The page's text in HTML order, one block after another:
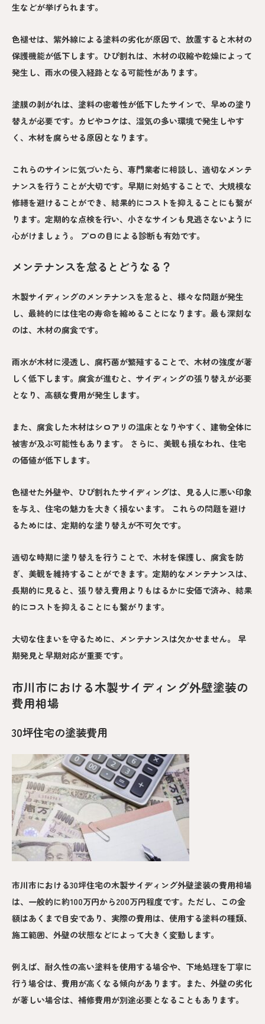
生などが挙げられます。
色褪せは、紫外線による塗料の劣化が原因で、放置すると木材の
保護機能が低下します。ひび割れは、木材の収縮や乾燥によって
発生し、雨水の侵入経路となる可能性があります。
塗膜の剥がれは、塗料の密着性が低下したサインで、早めの塗り
替えが必要です。カビやコケは、湿気の多い環境で発生しやす
く、木材を腐らせる原因となります。
これらのサインに気づいたら、専門業者に相談し、適切なメンテ
ナンスを行うことが大切です。早期に対処することで、大規模な
修繕を避けることができ、結果的にコストを抑えることにも繋が
ります。定期的な点検を行い、小さなサインも見逃さないように
心がけましょう。 プロの目による診断も有効です。
メンテナンスを怠るとどうなる？
木製サイディングのメンテナンスを怠ると、様々な問題が発生
し、最終的には住宅の寿命を縮めることになります。最も深刻な
のは、木材の腐食です。
雨水が木材に浸透し、腐朽菌が繁殖することで、木材の強度が著
しく低下します。腐食が進むと、サイディングの張り替えが必要
となり、高額な費用が発生します。
また、腐食した木材はシロアリの温床となりやすく、建物全体に
被害が及ぶ可能性もあります。 さらに、美観も損なわれ、住宅
の価値が低下します。
色褪せた外壁や、ひび割れたサイディングは、見る人に悪い印象
を与え、住宅の魅力を大きく損ないます。 これらの問題を避け
るためには、定期的な塗り替えが不可欠です。
適切な時期に塗り替えを行うことで、木材を保護し、腐食を防
ぎ、美観を維持することができます。定期的なメンテナンスは、
長期的に見ると、張り替え費用よりもはるかに安価で済み、結果
的にコストを抑えることにも繋がります。
大切な住まいを守るために、メンテナンスは欠かせません。 早
期発見と早期対応が重要です。
市川市における木製サイディング外壁塗装の
費用相場
30坪住宅の塗装費用
市川市における30坪住宅の木製サイディング外壁塗装の費用相場
は、一般的に約100万円から200万円程度です。ただし、この金
額はあくまで目安であり、実際の費用は、使用する塗料の種類、
施工範囲、外壁の状態などによって大きく変動します。
例えば、耐久性の高い塗料を使用する場合や、下地処理を丁寧に
行う場合は、費用が高くなる傾向があります。また、外壁の劣化
が著しい場合は、補修費用が別途必要となることもあります。